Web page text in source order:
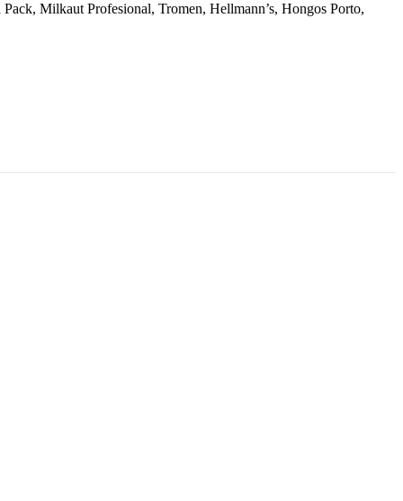
Milkaut Profesional, Tromen, Hellmann’s, Hongos Porto,